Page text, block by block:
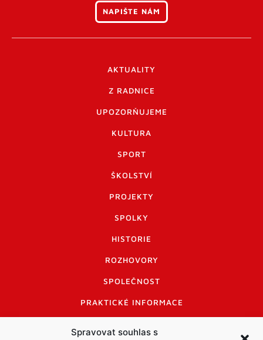
Spravovat souhlas s
NAPIŠTE NÁM
AKTUALITY
Z RADNICE
UPOZORŇUJEME
KULTURA
SPORT
ŠKOLSTVÍ
PROJEKTY
SPOLKY
HISTORIE
ROZHOVORY
SPOLEČNOST
PRAKTICKÉ INFORMACE